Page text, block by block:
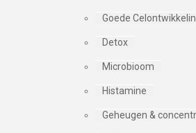
Goede
Detox
Microbioom
Histamine
Geheugen &